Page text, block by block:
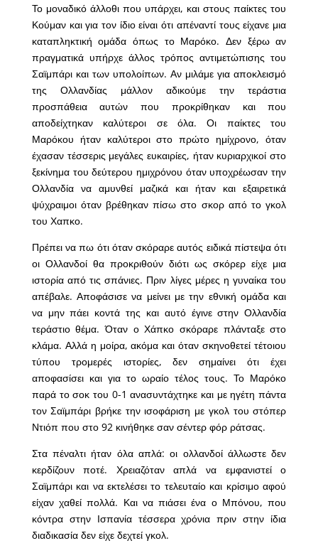
Το μοναδικό άλλοθι που υπάρχει, και στους παίκτες του
Κούμαν και για τον ίδιο είναι ότι απέναντί τους είχανε μια
καταπληκτική ομάδα όπως το Μαρόκο. Δεν ξέρω αν
πραγματικά υπήρχε άλλος τρόπος αντιμετώπισης του
Σαϊμπάρι και των υπολοίπων. Αν μιλάμε για αποκλεισμό
της Ολλανδίας μάλλον αδικούμε την τεράστια
προσπάθεια αυτών που προκρίθηκαν και που
αποδείχτηκαν καλύτεροι σε όλα. Οι παίκτες του
Μαρόκου ήταν καλύτεροι στο πρώτο ημίχρονο, όταν
έχασαν τέσσερις μεγάλες ευκαιρίες, ήταν κυριαρχικοί στο
ξεκίνημα του δεύτερου ημιχρόνου όταν υποχρέωσαν την
Ολλανδία να αμυνθεί μαζικά και ήταν και εξαιρετικά
ψύχραιμοι όταν βρέθηκαν πίσω στο σκορ από το γκολ
του Χαπκο.
Πρέπει να πω ότι όταν σκόραρε αυτός ειδικά πίστεψα ότι
οι Ολλανδοί θα προκριθούν διότι ως σκόρερ είχε μια
ιστορία από τις σπάνιες. Πριν λίγες μέρες η γυναίκα του
απέβαλε. Αποφάσισε να μείνει με την εθνική ομάδα και
να μην πάει κοντά της και αυτό έγινε στην Ολλανδία
τεράστιο θέμα. Όταν ο Χάπκο σκόραρε πλάνταξε στο
κλάμα. Αλλά η μοίρα, ακόμα και όταν σκηνοθετεί τέτοιου
τύπου τρομερές ιστορίες, δεν σημαίνει ότι έχει
αποφασίσει και για το ωραίο τέλος τους. Το Μαρόκο
παρά το σοκ του 0-1 ανασυντάχτηκε και με ηγέτη πάντα
τον Σαϊμπάρι βρήκε την ισοφάριση με γκολ του στόπερ
Ντιόπ που στο 92 κινήθηκε σαν σέντερ φόρ ράτσας.
Στα πέναλτι ήταν όλα απλά: οι ολλανδοί άλλωστε δεν
κερδίζουν ποτέ. Χρειαζόταν απλά να εμφανιστεί ο
Σαϊμπάρι και να εκτελέσει το τελευταίο και κρίσιμο αφού
είχαν χαθεί πολλά. Και να πιάσει ένα ο Μπόνου, που
κόντρα στην Ισπανία τέσσερα χρόνια πριν στην ίδια
διαδικασία δεν είχε δεχτεί γκολ.